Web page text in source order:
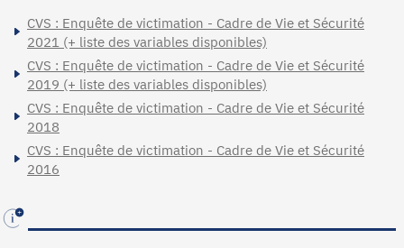
CVS : Enquête de victimation - Cadre de Vie et Sécurité
2021 (+ liste des variables disponibles)
CVS : Enquête de victimation - Cadre de Vie et Sécurité
2019 (+ liste des variables disponibles)
CVS : Enquête de victimation - Cadre de Vie et Sécurité
2018
CVS : Enquête de victimation - Cadre de Vie et Sécurité
2016